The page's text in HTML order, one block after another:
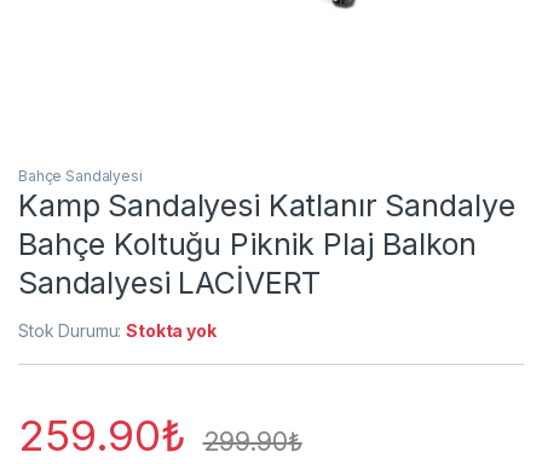
Bahçe Sandalyesi
Kamp Sandalyesi Katlanır Sandalye
Bahçe Koltuğu Piknik Plaj Balkon
Sandalyesi LACİVERT
Stok Durumu:Stokta yok
259.90₺ 299.90₺